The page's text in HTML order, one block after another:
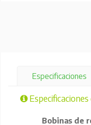
Especificaciones
Bobinas de